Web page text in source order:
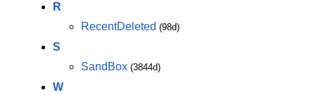
R
RecentDeleted (98d)
S
SandBox (3844d)
W